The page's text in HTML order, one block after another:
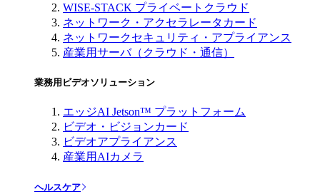
WISE-STACK プライベートクラウド
ネットワーク・アクセラレータカード
ネットワークセキュリティ・アプライアンス
産業用サーバ（クラウド・通信）
業務用ビデオソリューション
エッジAI Jetson™ プラットフォーム
ビデオ・ビジョンカード
ビデオアプライアンス
産業用AIカメラ
ヘルスケア